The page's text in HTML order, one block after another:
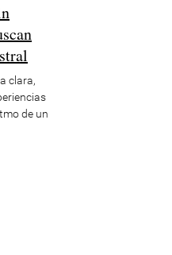
clara,
de un